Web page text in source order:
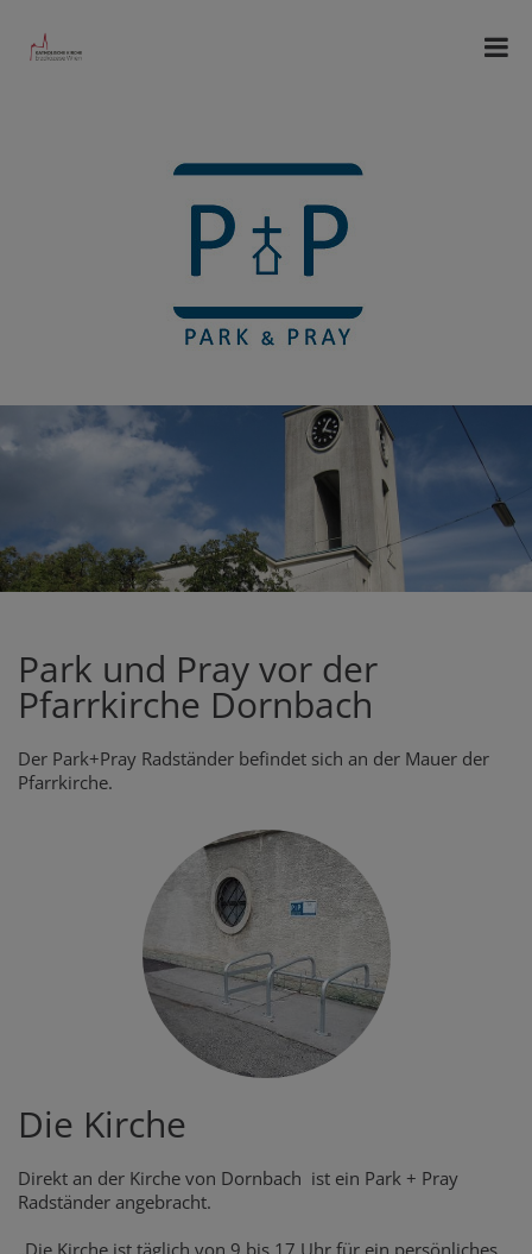
Park und Pray vor der
Pfarrkirche Dornbach
Der Park+Pray Radständer befindet sich an der Mauer der
Pfarrkirche.
Die Kirche
Direkt an der Kirche von Dornbach ist ein Park + Pray
Radständer angebracht.
„Die Kirche ist täglich von 9 bis 17 Uhr für ein persönliches